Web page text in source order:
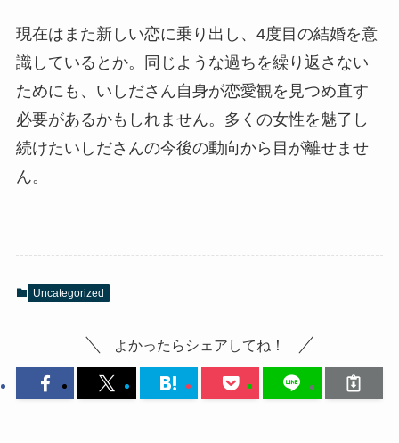
現在はまた新しい恋に乗り出し、4度目の結婚を意
識しているとか。同じような過ちを繰り返さない
ためにも、いしださん自身が恋愛観を見つめ直す
必要があるかもしれません。多くの女性を魅了し
続けたいしださんの今後の動向から目が離せませ
ん。
Uncategorized
よかったらシェアしてね！